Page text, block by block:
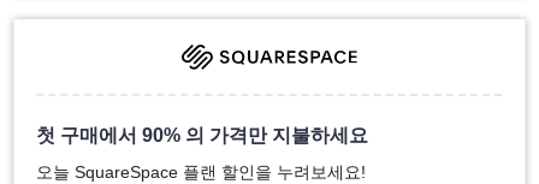
첫 구매에서 90% 의 가격만 지불하세요
오늘 SquareSpace 플랜 할인을 누려보세요!